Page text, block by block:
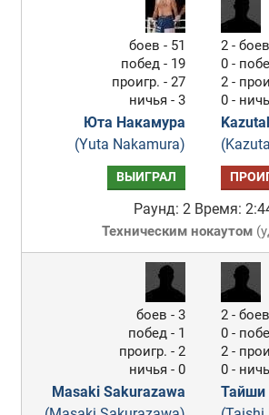
боев - 51
побед - 19
проигр. - 27
ничья - 3
Юта Накамура
(Yuta Nakamura)
2 - боев
0 -
2 -
0 -
ВЫИГРАЛ
Раунд: 2 Время:
Техническим нокаутом(
боев - 3
побед - 1
проигр. - 2
ничья - 0
Masaki Sakurazawa
2 - боев
0 -
2 -
0 -
Тайши